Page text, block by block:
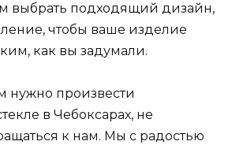
выбрать подходящий дизайн,
чтобы ваше изделие
как вы задумали.
нужно произвести
в Чебоксарах, не
к нам. Мы с радостью